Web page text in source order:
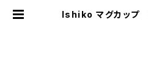
Ishiko マグカップ ロング | さぬき